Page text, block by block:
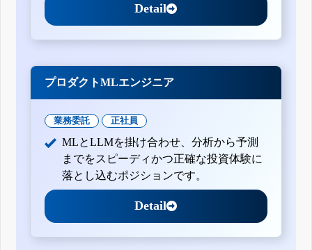
Detail
プロダクトMLエンジニア
業務委託 正社員
MLとLLMを掛け合わせ、分析から予測
までをスピーディかつ正確な投資体験に
落とし込むポジションです。
Detail